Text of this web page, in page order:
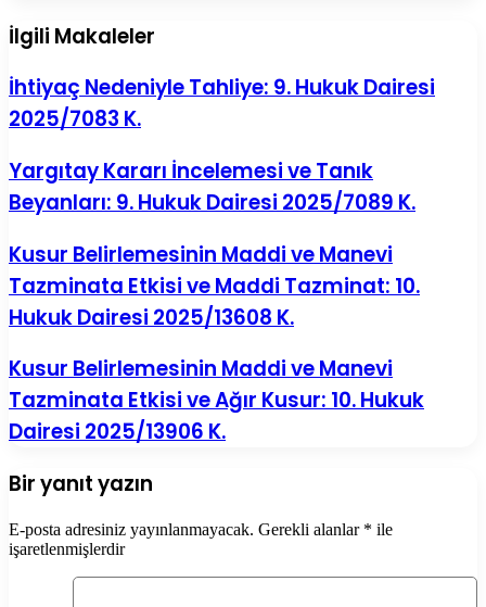
İlgili Makaleler
İhtiyaç Nedeniyle Tahliye: 9. Hukuk Dairesi
2025/7083 K.
Yargıtay Kararı İncelemesi ve Tanık
Beyanları: 9. Hukuk Dairesi 2025/7089 K.
Kusur Belirlemesinin Maddi ve Manevi
Tazminata Etkisi ve Maddi Tazminat: 10.
Hukuk Dairesi 2025/13608 K.
Kusur Belirlemesinin Maddi ve Manevi
Tazminata Etkisi ve Ağır Kusur: 10. Hukuk
Dairesi 2025/13906 K.
Bir yanıt yazın
E-posta adresiniz yayınlanmayacak. Gerekli alanlar * ile
işaretlenmişlerdir